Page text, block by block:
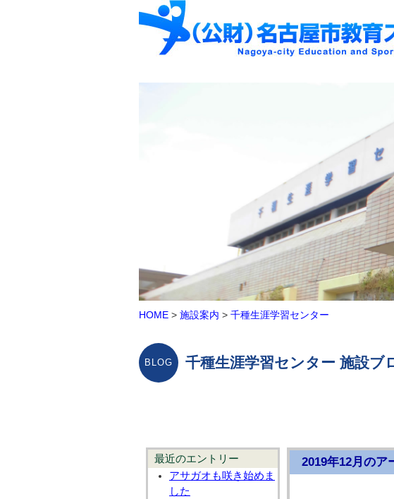
HOME > 施設案内 > 千種生涯学習センター
千種生涯学習センター 施設ブ
最近のエントリー
アサガオも咲き始めま
した
2019年12月のア